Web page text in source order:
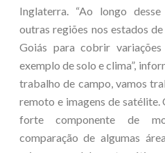
Inglaterra. “Ao longo
outras regiões nos estados
Goiás para cobrir
exemplo de solo e clima”,
trabalho de campo, vamos
remoto e imagens de
forte componente de
comparação de algumas